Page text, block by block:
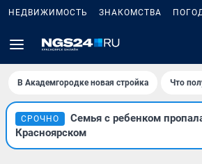
НЕДВИЖИМОСТЬ ЗНАКОМСТВА
В Академгородке новая стройка Что
СРОЧНО
Семья с ребенком
Красноярском